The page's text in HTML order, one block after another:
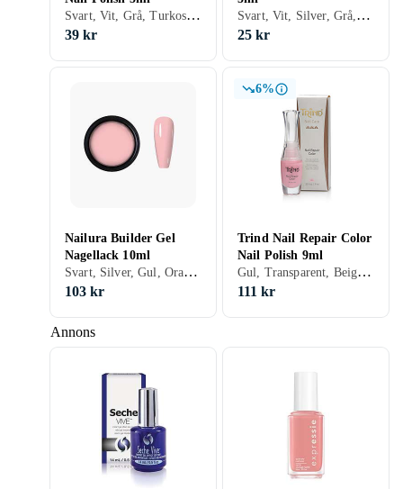
Annons
Svart, Vit, Grå, Turkos, Brun, Blå, Röd, Gul, Orange, Grön, Beige, Rosa, Lila, Nagellack, Snabbtorkning
39 kr
Svart, Vit, Silver, Grå, Turkos, Brun, Blå, Röd, Gul, Orange, Guld, Grön, Beige, Rosa, Lila, Glitter, Matt, Gel, Neon, Nagellack
25 kr
Nailura Builder Gel
Nagellack 10ml
Svart, Silver, Gul, Orange, Beige, Rosa, Lila, Gel, Nagelförstärkare
103 kr
6%
Trind Nail Repair Color
Nail Polish 9ml
Gul, Transparent, Beige, Rosa, Lila, Nagellack, Nagelförstärkare
111 kr